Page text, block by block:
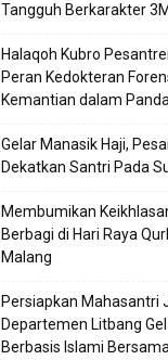
Tangguh Berkarakter 3M
Halaqoh Kubro
Peran Kedokteran
Kemantian dalam
Gelar Manasik Haji,
Dekatkan Santri Pada
Membumikan
Berbagi di Hari Raya
Malang
Persiapkan Mahasantri
Departemen Litbang
Berbasis Islami